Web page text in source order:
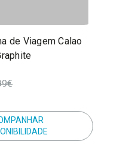
de Viagem Calao